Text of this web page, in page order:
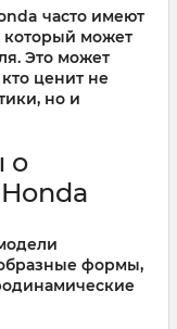
часто имеют
который может
Это может
ценит не
но и
о
формы,